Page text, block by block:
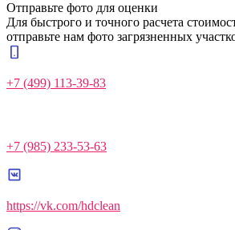
Отправьте фото для оценки
Для быстрого и точного расчета
отправьте нам фото загрязненных
+7 (499) 113-39-83
+7 (985) 233-53-63
https://vk.com/hdclean